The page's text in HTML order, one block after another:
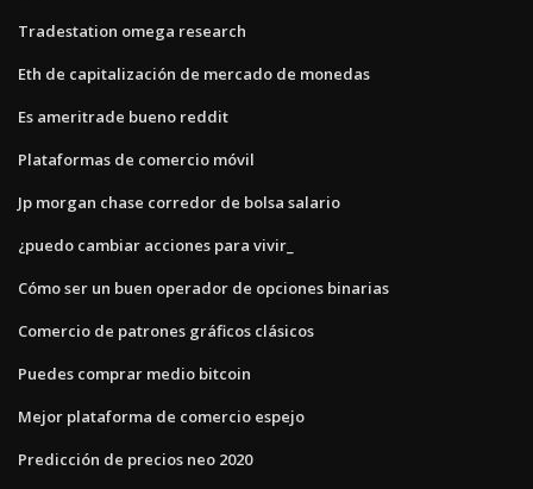
Tradestation omega research
Eth de capitalización de mercado de monedas
Es ameritrade bueno reddit
Plataformas de comercio móvil
Jp morgan chase corredor de bolsa salario
¿puedo cambiar acciones para vivir_
Cómo ser un buen operador de opciones binarias
Comercio de patrones gráficos clásicos
Puedes comprar medio bitcoin
Mejor plataforma de comercio espejo
Predicción de precios neo 2020